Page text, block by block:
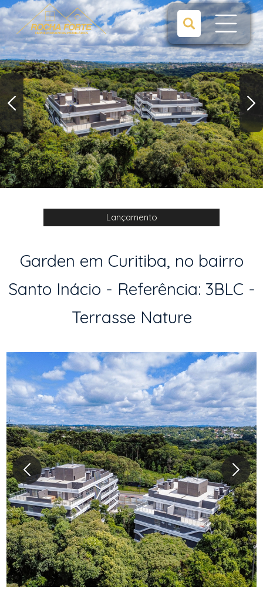
Lançamento
Garden em Curitiba, no bairro
Santo Inácio - Referência: 3BLC -
Terrasse Nature